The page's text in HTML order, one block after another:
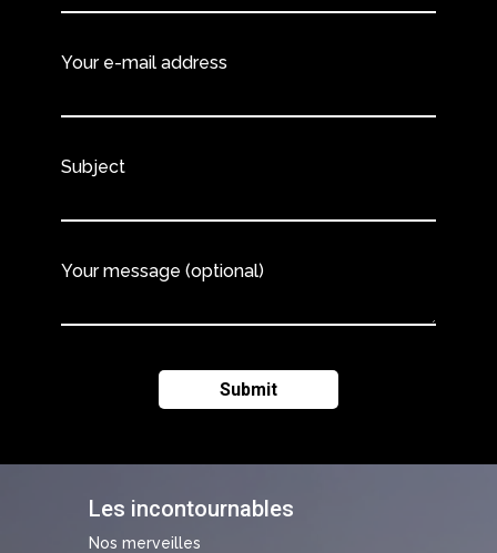
Les incontournables
Nos merveilles
Your e-mail address
Subject
Your message (optional)